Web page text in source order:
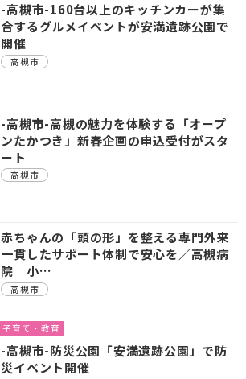
-高槻市-160台以上のキッチンカーが集
合するグルメイベントが安満遺跡公園で
開催
高槻市
-高槻市-高槻の魅力を体験する「オープ
ンたかつき」新春企画の申込受付がスタ
ート
高槻市
子育て・教育
赤ちゃんの「頭の形」を整える専門外来
一貫したサポート体制で安心を／高槻病
院 小…
高槻市
-高槻市-防災公園「安満遺跡公園」で防
災イベント開催